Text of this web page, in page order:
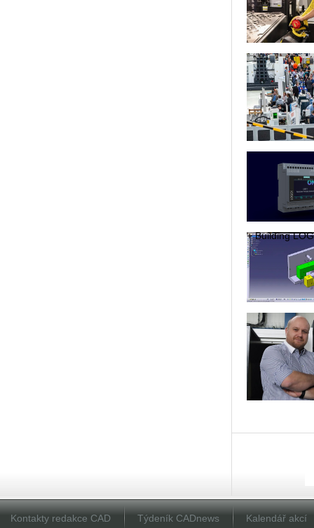
+ Bu­il­ding
Kontakty redakce CAD Týdeník CADnews Kalendář akcí